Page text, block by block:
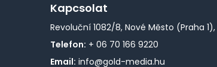
Kapcsolat
Revoluční 1082/8, Nové Město (Praha 1),
Telefon: + 06 70 166 9220
Email: info@gold-media.hu